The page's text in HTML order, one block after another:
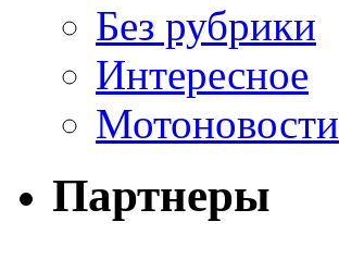
Без рубрики
Интересное
Мотоновости
Партнеры